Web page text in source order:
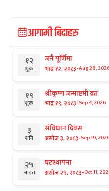
आगामी बिदाहरु
१२
शुक्र
जनै पूर्णिमा
भाद्र १२, २०८३-Aug 28, 2026
१९
शुक्र
श्रीकृष्ण जन्माष्टमी व्रत
भाद्र १९, २०८३-Sep 4, 2026
३
शनि
संविधान दिवस
असोज ३, २०८३-Sep 19, 2026
२५
आइत
घटस्थापना
असोज २५, २०८३-Oct 11,